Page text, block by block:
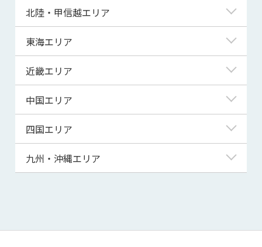
青森県
宮城県
秋田県
山形県
東京都
神奈川県
埼玉県
千葉県
茨城県
群馬県
北陸・甲信越エリア
新潟県
富山県
福井県
山梨県
長野県
東海エリア
岐阜県
静岡県
三重県
近畿エリア
滋賀県
京都府
大阪府
兵庫県
和歌山県
中国エリア
鳥取県
島根県
山口県
四国エリア
徳島県
高知県
九州・沖縄エリア